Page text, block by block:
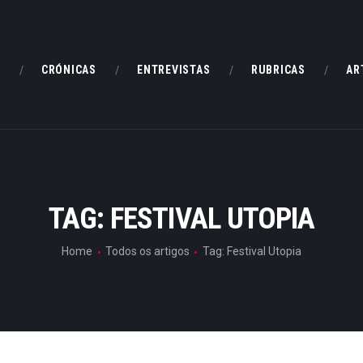
CRÓNICAS ENTREVISTAS RUBRICAS
TAG: FESTIVAL UTOPIA
Home Todos os artigos Tag: Festival Utopia
CRÓNICAS
ARTIGOS